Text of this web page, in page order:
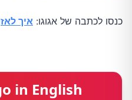
כנסו לכתבה של אגוגו: איך
in English